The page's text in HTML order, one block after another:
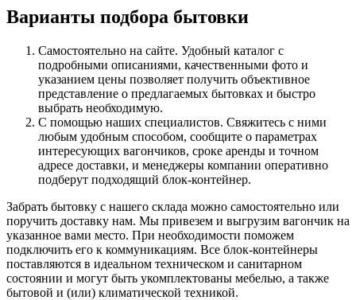
Варианты подбора бытовки
Самостоятельно на сайте. Удобный каталог с
подробными описаниями, качественными фото и
указанием цены позволяет получить объективное
представление о предлагаемых бытовках и быстро
выбрать необходимую.
С помощью наших специалистов. Свяжитесь с ними
любым удобным способом, сообщите о параметрах
интересующих вагончиков, сроке аренды и точном
адресе доставки, и менеджеры компании оперативно
подберут подходящий блок-контейнер.
Забрать бытовку с нашего склада можно самостоятельно или
поручить доставку нам. Мы привезем и выгрузим вагончик на
указанное вами место. При необходимости поможем
подключить его к коммуникациям. Все блок-контейнеры
поставляются в идеальном техническом и санитарном
состоянии и могут быть укомплектованы мебелью, а также
бытовой и (или) климатической техникой.